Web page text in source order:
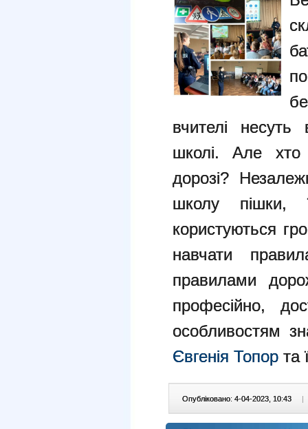
вчителі несуть
школі. Але
дорозі?
школу пішки,
користуються
навчати
правилами
професійно,
особливостям
Євгенія Топор та
Опубліковано: 4-04-2023, 10:43 |